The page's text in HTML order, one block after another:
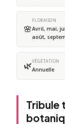
🌸
FLORAISON
Avril, mai,
août,
🌿VÉGÉTATION
Annuelle
Tribule